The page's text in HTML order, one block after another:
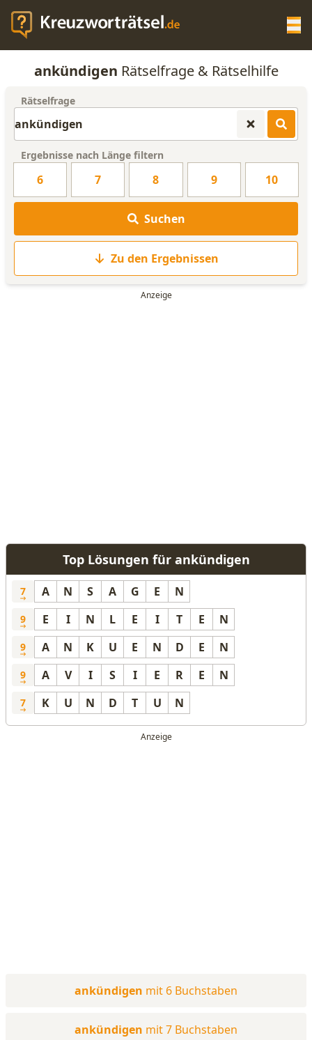
KREUZWORTRÄTSEL-HILFE
WORTLISTE
ankündigen Rätselfrage & Rätselhilfe
Rätselfrage
Ergebnisse nach Länge filtern
6 7 8 9 10
Suchen
Zu den Ergebnissen
Top Lösungen für ankündigen
7 A N S A G E N
9 E I N L E I T E N
9 A N K U E N D E N
9 A V I S I E R E N
7 K U N D T U N
ankündigen mit 6 Buchstaben
ankündigen mit 7 Buchstaben